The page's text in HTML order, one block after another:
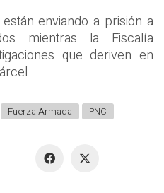
enviando a prisión a
mientras la Fiscalía
que deriven en
Fuerza Armada PNC